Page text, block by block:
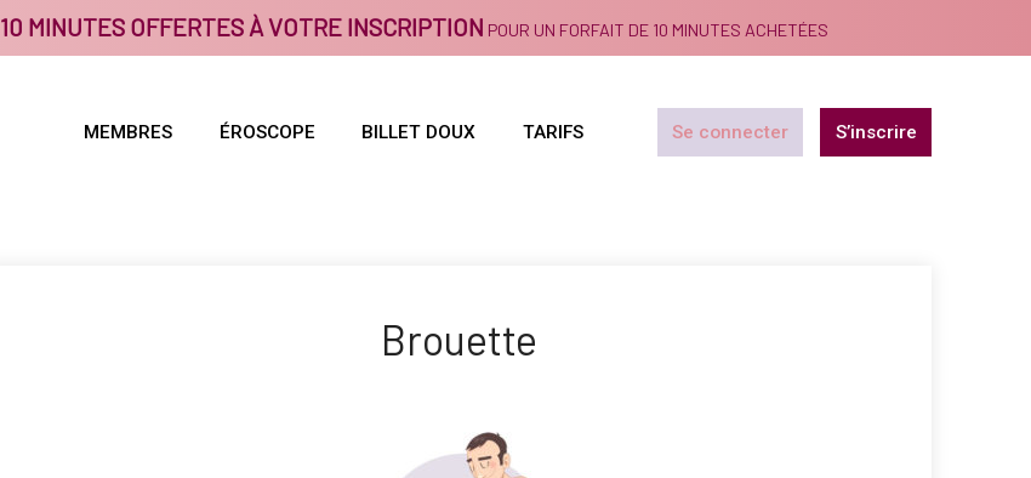
10 MINUTES OFFERTES À VOTRE INSCRIPTION POUR UN FORFAIT DE 10 MINUTES ACHETÉES
MEMBRES ÉROSCOPE BILLET DOUX TARIFS Se connecter S’inscrire
Brouette